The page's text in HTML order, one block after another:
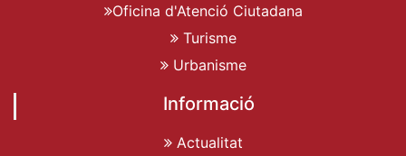
Oficina d'Atenció Ciutadana
Turisme
Urbanisme
Informació
Actualitat